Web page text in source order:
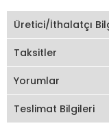
Üretici/İthalatçı
Taksitler
Yorumlar
Teslimat Bilgileri